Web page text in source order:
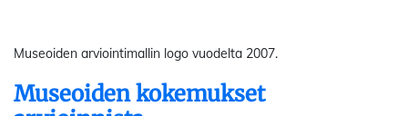
Museoiden arviointimallin logo vuodelta 2007.
Museoiden kokemukset